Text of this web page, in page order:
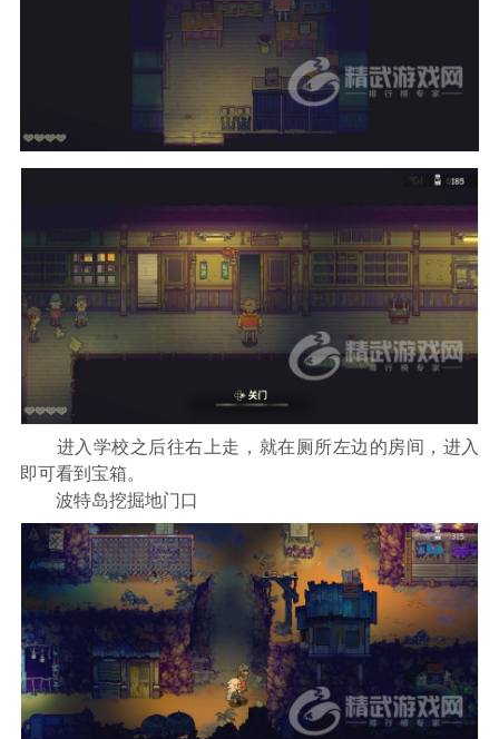
进入学校之后往右上走，就在厕所左边的房间，进入
即可看到宝箱。
波特岛挖掘地门口